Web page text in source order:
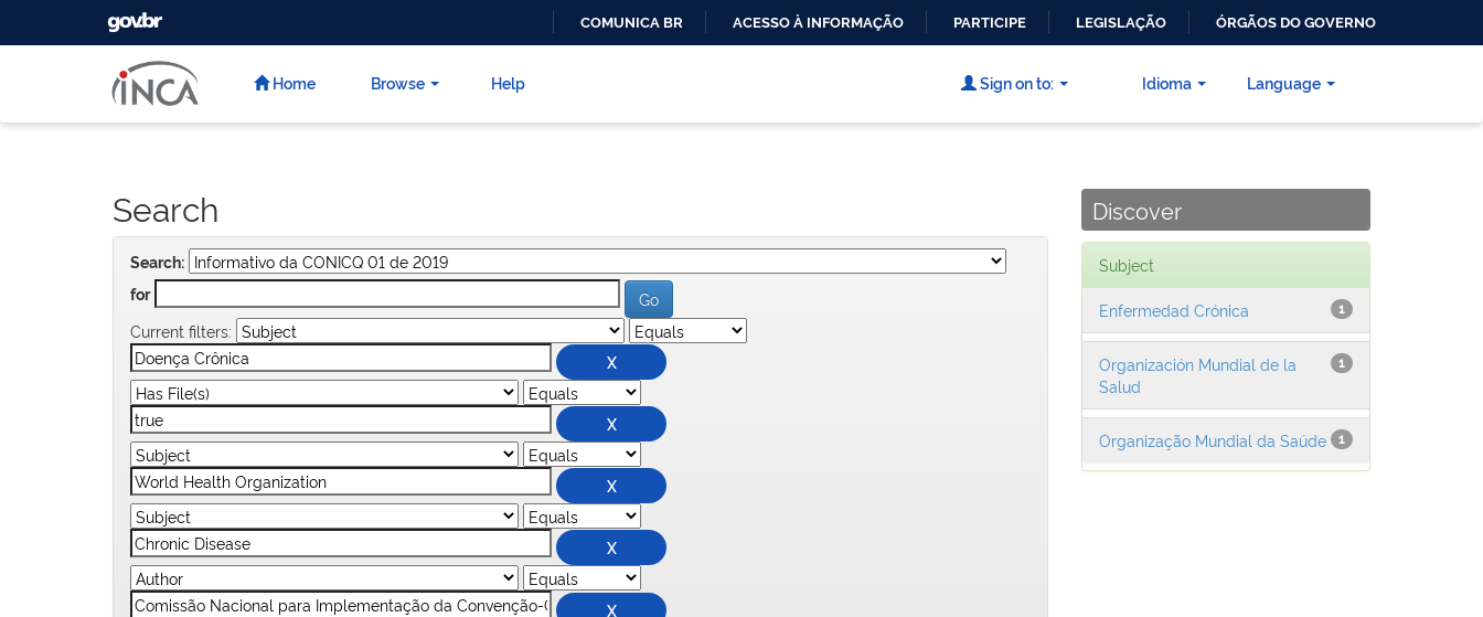
CONTEÚDO
GOVBR
COMUNICA BR ACESSO À INFORMAÇÃO PARTICIPE LEGISLAÇÃO ÓRGÃOS DO GOVERNO
Home Browse Help Language
Sign on to: Idioma
Search
Search:
for
Current filters:
Discover
Subject
1
Enfermedad Crónica
1
Organización Mundial de la
Salud
1
Organização Mundial da Saúde